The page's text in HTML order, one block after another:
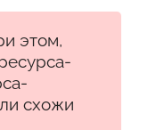
этом,
схожи